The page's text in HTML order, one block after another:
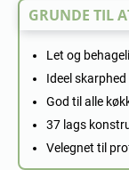
GRUNDE TIL
Let og
Ideel skarphed
God til alle
37 lags
Velegnet til